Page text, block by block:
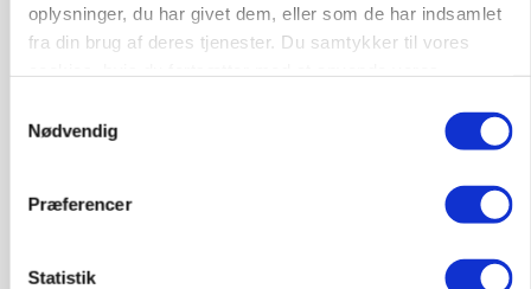
oplysninger, du har givet dem, eller som de har indsamlet
fra din brug af deres tjenester. Du samtykker til vores
Nødvendig
Præferencer
Statistik
skadedyrsrisici
Annonce